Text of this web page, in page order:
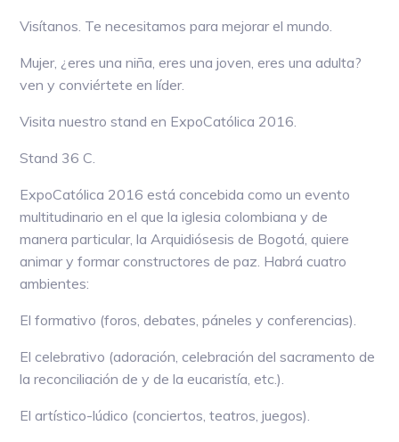
Visítanos. Te necesitamos para mejorar el mundo.
Mujer, ¿eres una niña, eres una joven, eres una adulta?
ven y conviértete en líder.
Visita nuestro stand en ExpoCatólica 2016.
Stand 36 C.
ExpoCatólica 2016 está concebida como un evento
multitudinario en el que la iglesia colombiana y de
manera particular, la Arquidiósesis de Bogotá, quiere
animar y formar constructores de paz. Habrá cuatro
ambientes:
El formativo (foros, debates, páneles y conferencias).
El celebrativo (adoración, celebración del sacramento de
la reconciliación de y de la eucaristía, etc.).
El artístico-lúdico (conciertos, teatros, juegos).